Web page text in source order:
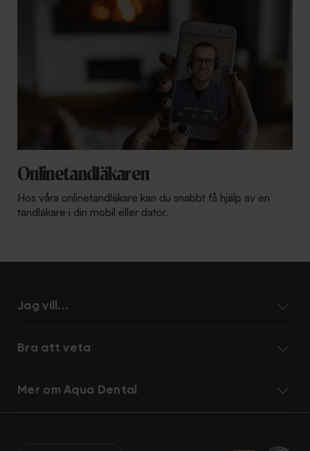
Onlinetandläkaren
Hos våra onlinetandläkare kan du snabbt få hjälp av en
tandläkare i din mobil eller dator.
Jag vill...
Bra att veta
Mer om Aqua Dental